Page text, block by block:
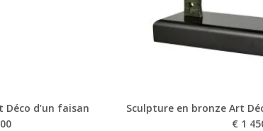
d’un faisan
Sculpture en bronze Art
€ 1